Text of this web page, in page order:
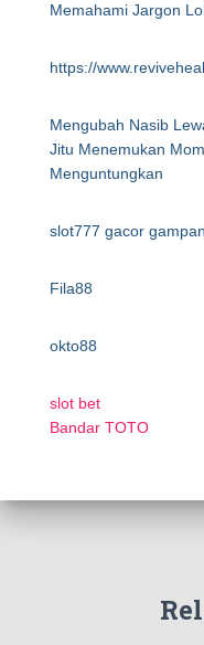
Memahami Jargon
https://
Mengubah Nasib
Jitu Menemukan
Menguntungkan
slot777 gacor
Fila88
okto88
slot bet
Bandar TOTO